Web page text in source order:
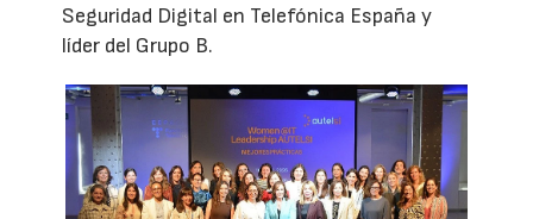
Seguridad Digital en Telefónica España y
líder del Grupo B.